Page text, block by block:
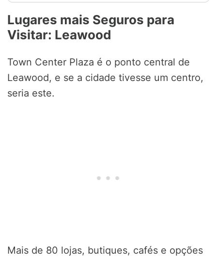
Lugares mais Seguros para
Visitar: Leawood
Town Center Plaza é o ponto central de
Leawood, e se a cidade tivesse um centro,
seria este.
Mais de 80 lojas, butiques, cafés e opções